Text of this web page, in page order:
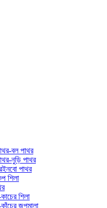
বল পাথর
নুড়ি পাথর
পাথর
শিলা
শিলা
জপমালা